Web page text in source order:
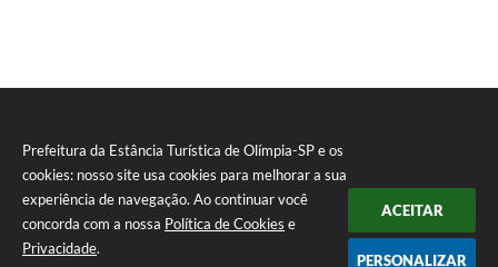
Prefeitura da Estância Turística de Olímpia-SP e os
cookies: nosso site usa cookies para melhorar a sua
experiência de navegação. Ao continuar você
concorda com a nossa Política de Cookies e
Privacidade.
ACEITAR
PERSONALIZAR